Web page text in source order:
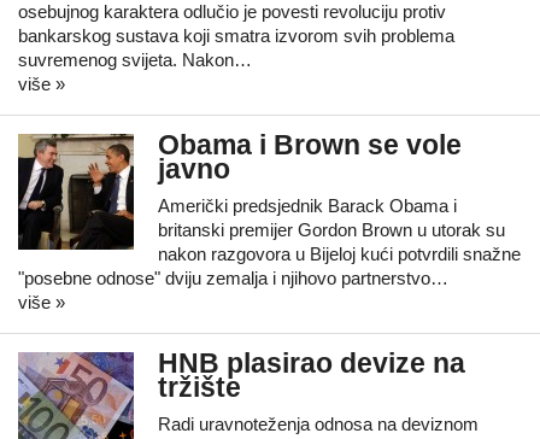
osebujnog karaktera odlučio je povesti revoluciju protiv
bankarskog sustava koji smatra izvorom svih problema
suvremenog svijeta. Nakon…
više »
Obama i Brown se vole
javno
Američki predsjednik Barack Obama i
britanski premijer Gordon Brown u utorak su
nakon razgovora u Bijeloj kući potvrdili snažne
"posebne odnose" dviju zemalja i njihovo partnerstvo…
više »
HNB plasirao devize na
tržište
Radi uravnoteženja odnosa na deviznom